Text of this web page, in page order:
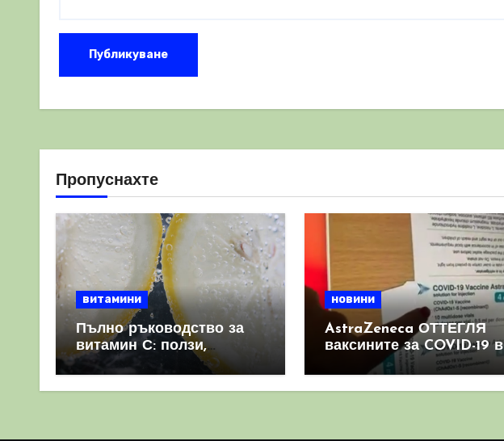
Пропуснахте
витамини
Пълно ръководство за
витамин С: ползи,
източници и защо е
важен за имунната
новини
AstraZeneca ОТТЕГЛЯ
ваксините за COVID-19 в
световен мащаб, след
като призна, че те